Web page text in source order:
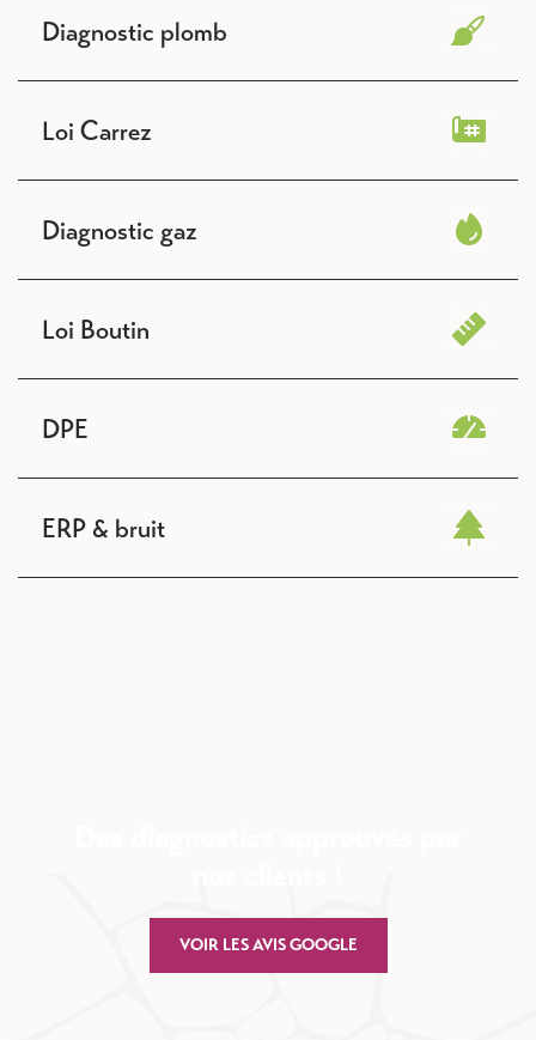
Diagnostic plomb
Loi Carrez
Diagnostic gaz
Loi Boutin
DPE
ERP & bruit
VOIR LES AVIS GOOGLE